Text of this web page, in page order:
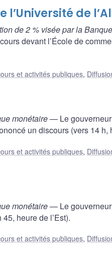
l’Université de
de 2 % visée par la
devant l’École de
et activités publiques,
monétaire— Le
un discours (vers 14 h,
et activités publiques,
monétaire— Le
heure de l’Est).
et activités publiques,